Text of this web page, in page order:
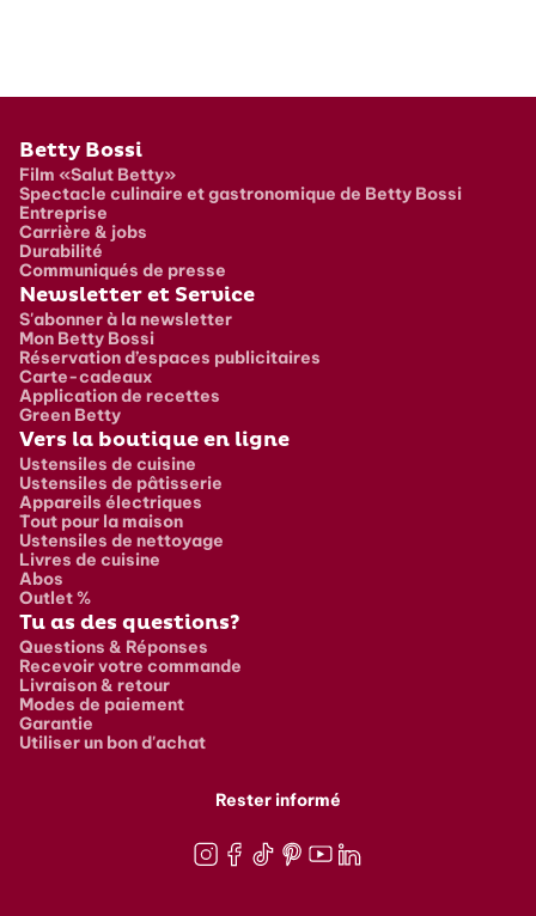
Pied de page
Betty Bossi
Film «Salut Betty»
Spectacle culinaire et gastronomique de Betty Bossi
Entreprise
Carrière & jobs
Durabilité
Communiqués de presse
Newsletter et Service
S'abonner à la newsletter
Mon Betty Bossi
Réservation d’espaces publicitaires
Carte-cadeaux
Application de recettes
Green Betty
Vers la boutique en ligne
Ustensiles de cuisine
Ustensiles de pâtisserie
Appareils électriques
Tout pour la maison
Ustensiles de nettoyage
Livres de cuisine
Abos
Outlet %
Tu as des questions?
Questions & Réponses
Recevoir votre commande
Livraison & retour
Modes de paiement
Garantie
Utiliser un bon d'achat
Rester informé